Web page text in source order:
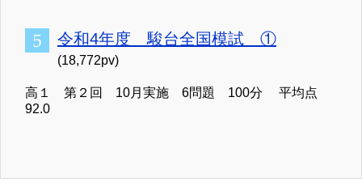
令和4年度 駿台全国模試 ①
(18,772pv)
高１ 第２回 10月実施 6問題 100分 平均点
92.0